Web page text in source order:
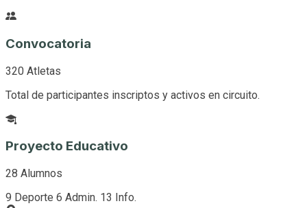
Convocatoria
320 Atletas
Total de participantes inscriptos y activos en circuito.
Proyecto Educativo
28 Alumnos
9 Deporte 6 Admin. 13 Info.